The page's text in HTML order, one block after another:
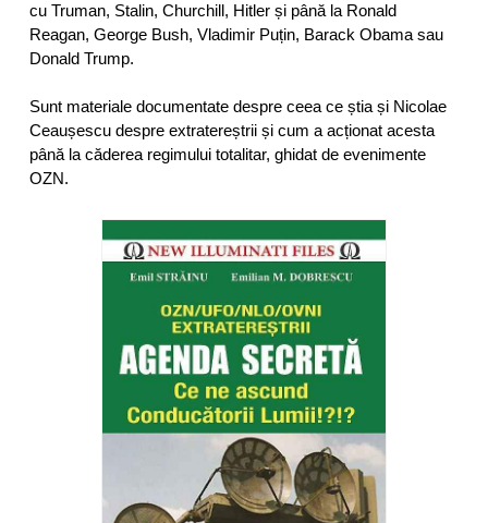
cu Truman, Stalin, Churchill, Hitler și până la Ronald
Reagan, George Bush, Vladimir Puțin, Barack Obama sau
Donald Trump.
Sunt materiale documentate despre ceea ce știa și Nicolae
Ceaușescu despre extratereștrii și cum a acționat acesta
până la căderea regimului totalitar, ghidat de evenimente
OZN.